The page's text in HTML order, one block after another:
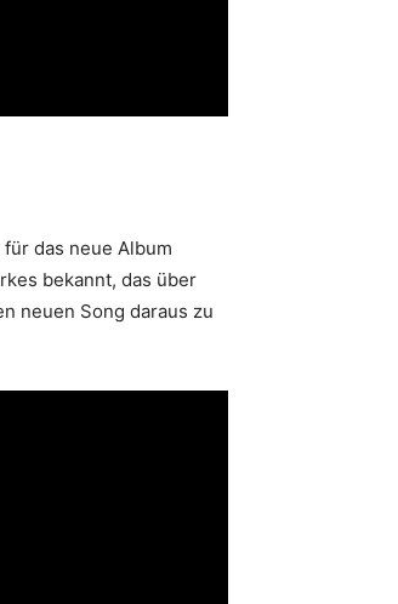
das neue Album
bekannt, das über
neuen Song daraus zu